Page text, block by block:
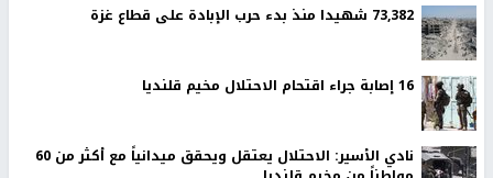
73,382 شهيدا منذ بدء حرب الإبادة على قطاع غزة
16 إصابة جراء اقتحام الاحتلال مخيم قلنديا
نادي الأسير: الاحتلال يعتقل ويحقق ميدانياً مع أكثر من 60